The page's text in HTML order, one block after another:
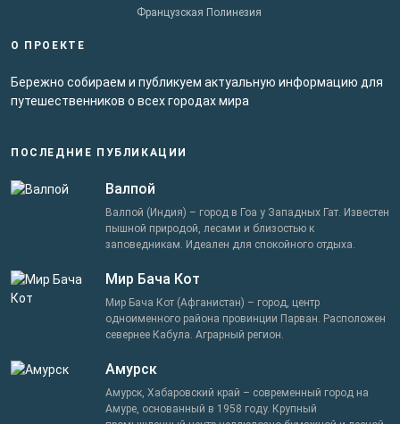
Французская Полинезия
О ПРОЕКТЕ
Бережно собираем и публикуем актуальную информацию для
путешественников о всех городах мира
ПОСЛЕДНИЕ ПУБЛИКАЦИИ
Валпой
Валпой (Индия) – город в Гоа у Западных Гат. Известен
пышной природой, лесами и близостью к
заповедникам. Идеален для спокойного отдыха.
Мир Бача Кот
Мир Бача Кот (Афганистан) – город, центр
одноименного района провинции Парван. Расположен
севернее Кабула. Аграрный регион.
Амурск
Амурск, Хабаровский край – современный город на
Амуре, основанный в 1958 году. Крупный